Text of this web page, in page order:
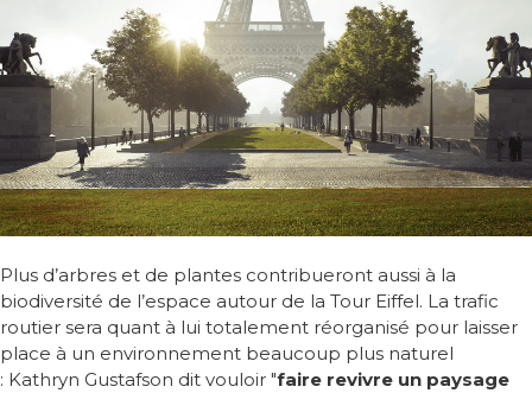
Plus d’arbres et de plantes contribueront aussi à la
biodiversité de l’espace autour de la Tour Eiffel. La trafic
routier sera quant à lui totalement réorganisé pour laisser
place à un environnement beaucoup plus naturel
: Kathryn Gustafson dit vouloir "faire revivre un paysage